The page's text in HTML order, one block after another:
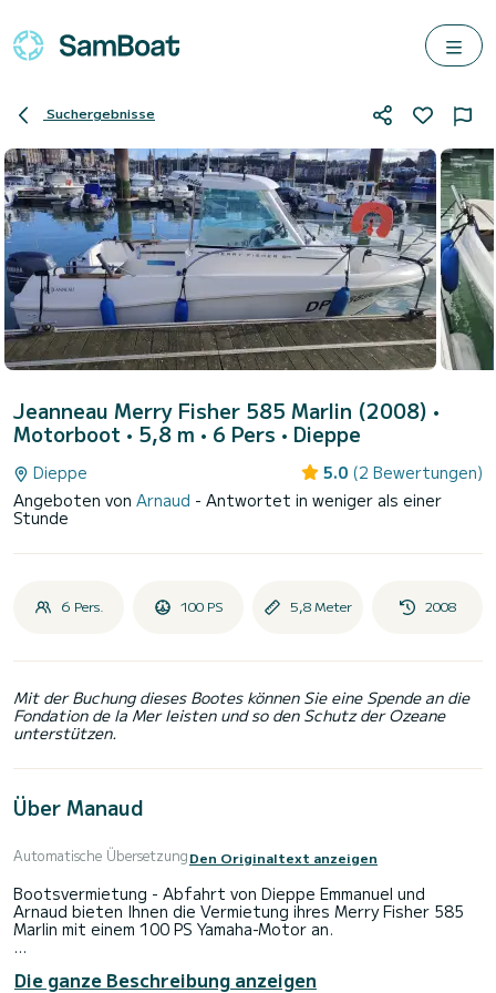
Suchergebnisse
Jeanneau Merry Fisher 585 Marlin (2008) •
Motorboot • 5,8 m • 6 Pers • Dieppe
Dieppe 5.0 (2 Bewertungen)
Angeboten von Arnaud - Antwortet in weniger als einer
Stunde
6 Pers. 100 PS 5,8 Meter 2008
Mit der Buchung dieses Bootes können Sie eine Spende an die
Fondation de la Mer leisten und so den Schutz der Ozeane
unterstützen.
Über Manaud
Automatische ÜbersetzungDen Originaltext anzeigen
Bootsvermietung - Abfahrt von Dieppe Emmanuel und
Arnaud bieten Ihnen die Vermietung ihres Merry Fisher 585
Marlin mit einem 100 PS Yamaha-Motor an.
auf andere Weise entdecken?
Die ganze Beschreibung anzeigen